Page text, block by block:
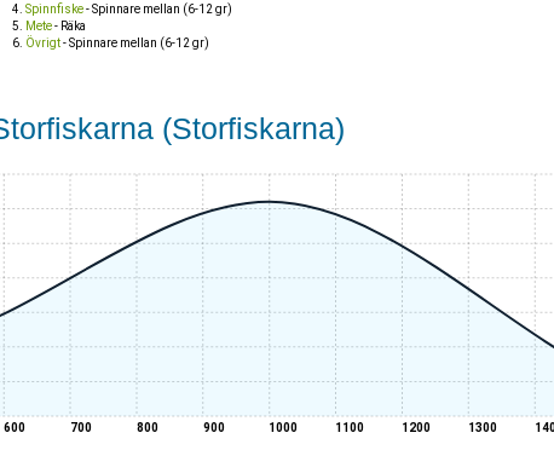
Spinnfiske- Spinnare mellan (6-12 gr)
Mete- Räka
Övrigt- Spinnare mellan (6-12 gr)
(Storfiskarna)
600 700 800 900 1000 1100 1200 1300